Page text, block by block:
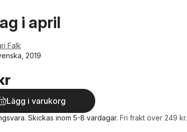
i april
Falk
2019
Lägg i varukorg
Skickas inom 5-8 vardagar. Fri frakt över 249 kr.